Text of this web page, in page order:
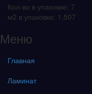
Кол-во в упаковке: 7
м2 в упаковке: 1,507
Меню
Главная
Ламинат